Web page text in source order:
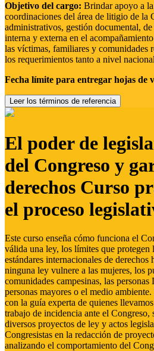
Objetivo del cargo: Brindar apoyo a
coordinaciones del área de litigio de la
administrativos, gestión documental,
interna y externa en el
las víctimas, familiares y comunidades
los requerimientos tanto a nivel
Fecha límite para entregar hojas de
Leer los términos de referencia
El poder de
del Congreso y
derechos Curso
el proceso
Este curso enseña cómo funciona el
válida una ley, los límites que
estándares internacionales de derechos
ninguna ley vulnere a las mujeres, los
comunidades campesinas, las
personas mayores o el medio
con la guía experta de quienes
trabajo de incidencia ante el Congreso,
diversos proyectos de ley y actos
Congresistas en la redacción de
analizando el comportamiento del